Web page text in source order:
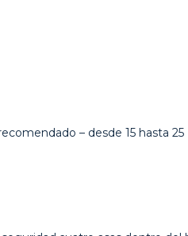
– desde 15 hasta 25